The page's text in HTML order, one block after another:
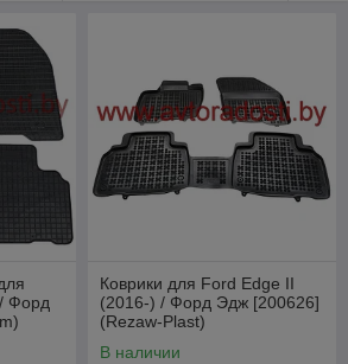
Форд
Коврики для Ford Edge II
(2016-) / Форд Эдж [200626]
(Rezaw-Plast)
В наличии